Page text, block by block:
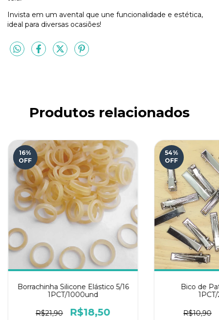
Invista em um avental que une funcionalidade e estética,
ideal para diversas ocasiões!
Produtos relacionados
16%
OFF
Borrachinha Silicone Elástico 5/16
1PCT/1000und
R$21,90 R$18,50
54%
OFF
Bico de
R$10,90